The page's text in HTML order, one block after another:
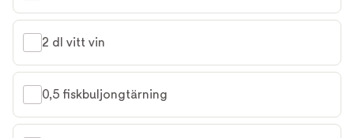
2 dl vitt vin
0,5 fiskbuljongtärning